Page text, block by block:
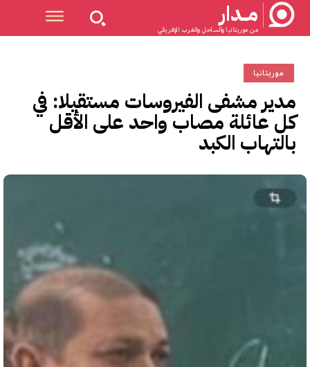
مــدار
من موريتانيا والساحل والغرب الإفريقي
موريتانيا
مدير مشفى الفيروسات مستقيلا: في
كل عائلة مصاب واحد على الأقل
بالتهاب الكبد